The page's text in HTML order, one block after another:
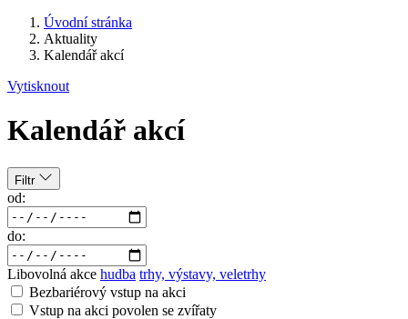
Úvodní stránka
Aktuality
Kalendář akcí
Vytisknout
Kalendář akcí
Filtr
od:
do:
Libovolná akce hudba trhy, výstavy, veletrhy
Bezbariérový vstup na akci
Vstup na akci povolen se zvířaty